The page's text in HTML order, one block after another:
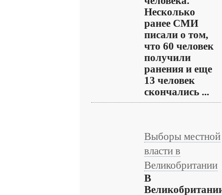
Несколько
ранее СМИ
писали о том,
что 60 человек
получили
ранения и еще
13 человек
скончались ...
Выборы местной
власти в
Великобритании
В